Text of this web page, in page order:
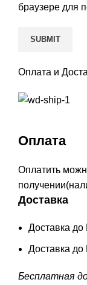
браузере для
Оплата и
Оплата
Оплатить
Доставка
Доставка
Доставка
Бесплатная